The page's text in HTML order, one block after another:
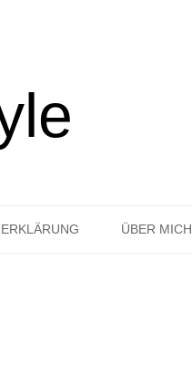
ÜBER MICH